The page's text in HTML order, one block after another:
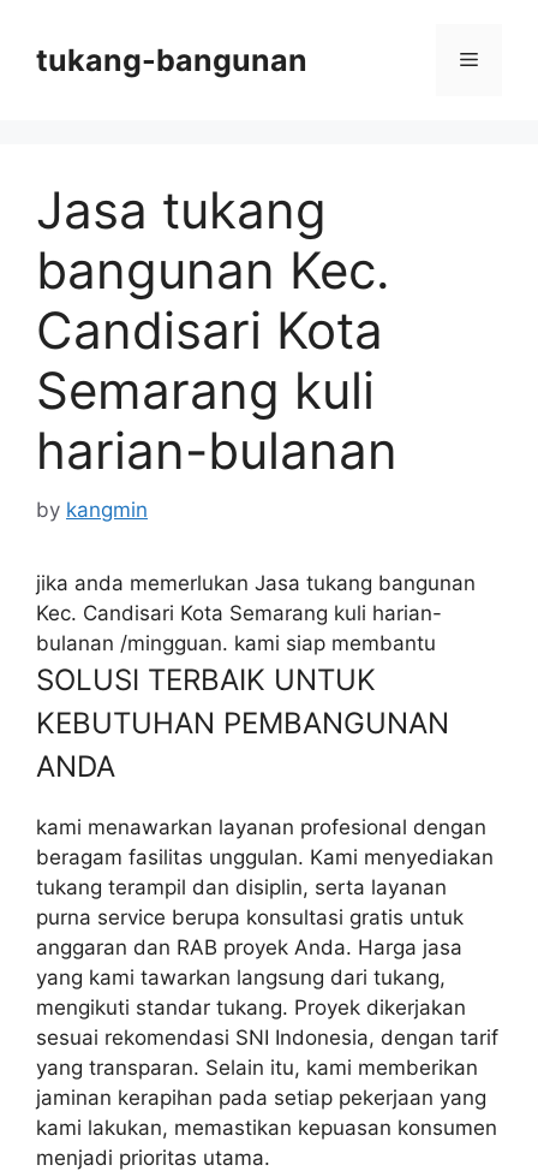
contenttukang-bangunan Menu
Jasa tukang
bangunan Kec.
Candisari Kota
Semarang kuli
harian-bulanan
by kangmin
jika anda memerlukan Jasa tukang bangunan
Kec. Candisari Kota Semarang kuli harian-
bulanan /mingguan. kami siap membantu
SOLUSI TERBAIK UNTUK
KEBUTUHAN PEMBANGUNAN
ANDA
kami menawarkan layanan profesional dengan
beragam fasilitas unggulan. Kami menyediakan
tukang terampil dan disiplin, serta layanan
purna service berupa konsultasi gratis untuk
anggaran dan RAB proyek Anda. Harga jasa
yang kami tawarkan langsung dari tukang,
mengikuti standar tukang. Proyek dikerjakan
sesuai rekomendasi SNI Indonesia, dengan tarif
yang transparan. Selain itu, kami memberikan
jaminan kerapihan pada setiap pekerjaan yang
kami lakukan, memastikan kepuasan konsumen
menjadi prioritas utama.